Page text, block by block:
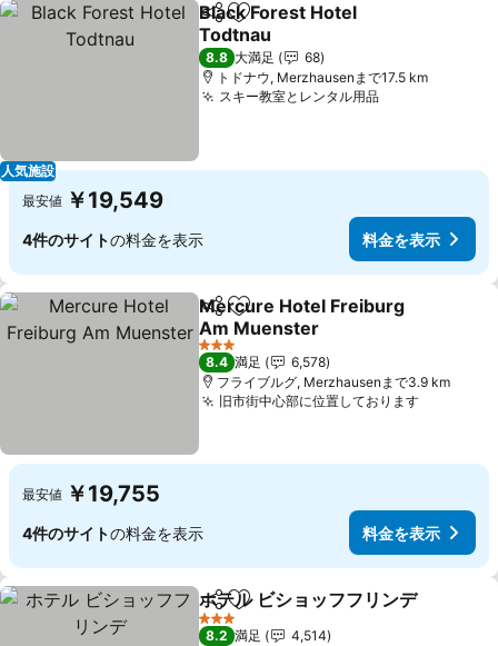
人気施設
シェアお気に入りに追加
Black Forest Hotel
Todtnau
料金を表示
8.8 大満足
68
トドナウ, Merzhausenまで17.5 km
スキー教室とレンタル用品料金を表示
最安値 ￥19,549
4件のサイトの料金を表示 料金を表示
シェアお気に入りに追加
Mercure Hotel Freiburg
Am Muenster
料金を表示
3 ホテルのランク
8.4 満足
6,578
フライブルグ, Merzhausenまで3.9 km
旧市街中心部に位置しております料金を表
最安値 ￥19,755
4件のサイトの料金を表示 料金を表示
シェアお気に入りに追加
ホテル ビショッフフリンデ
3 ホテルのランク
8.2 満足
4,514